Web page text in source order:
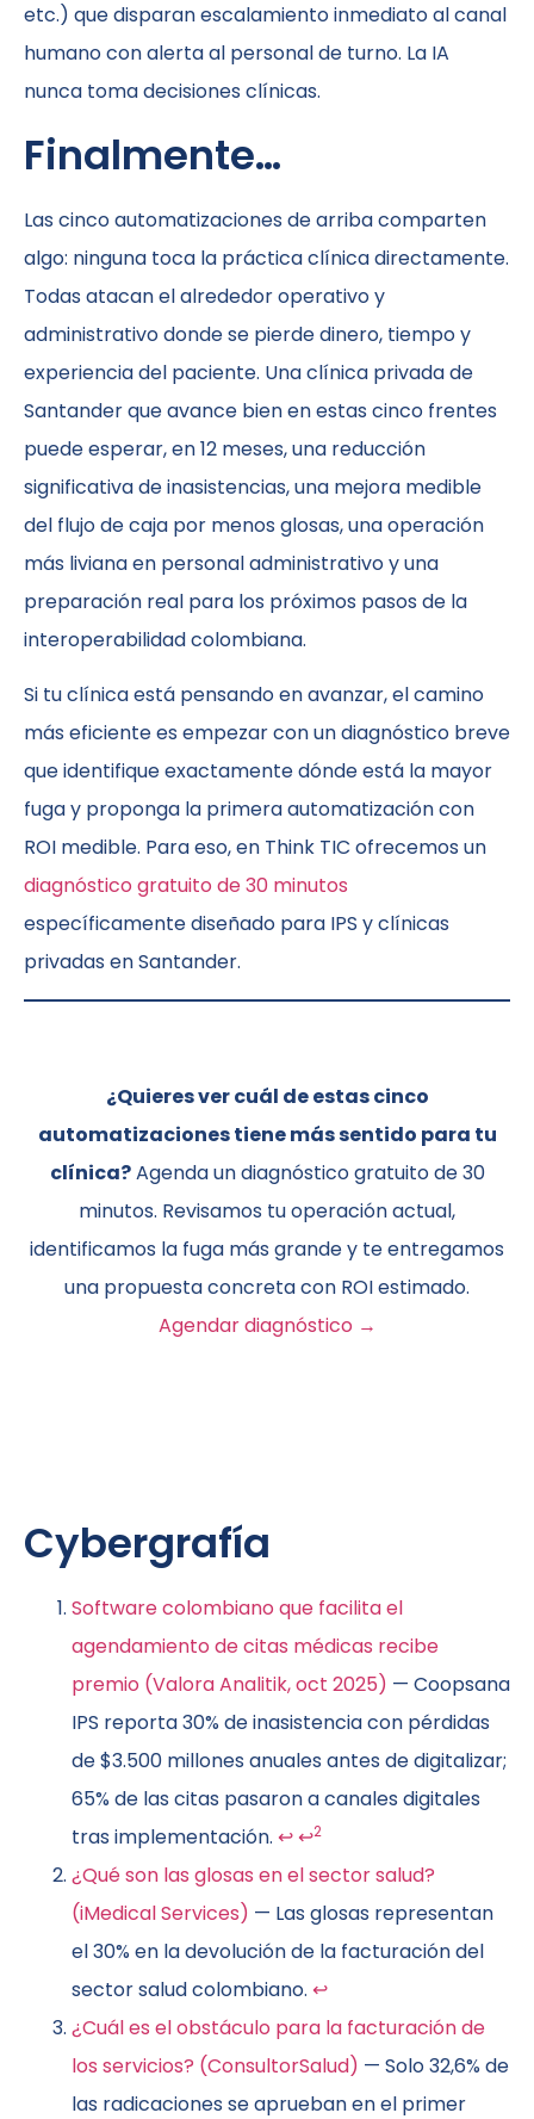
etc.) que disparan escalamiento inmediato al canal
humano con alerta al personal de turno. La IA
nunca toma decisiones clínicas.
Finalmente…
Las cinco automatizaciones de arriba comparten
algo: ninguna toca la práctica clínica directamente.
Todas atacan el alrededor operativo y
administrativo donde se pierde dinero, tiempo y
experiencia del paciente. Una clínica privada de
Santander que avance bien en estas cinco frentes
puede esperar, en 12 meses, una reducción
significativa de inasistencias, una mejora medible
del flujo de caja por menos glosas, una operación
más liviana en personal administrativo y una
preparación real para los próximos pasos de la
interoperabilidad colombiana.
Si tu clínica está pensando en avanzar, el camino
más eficiente es empezar con un diagnóstico breve
que identifique exactamente dónde está la mayor
fuga y proponga la primera automatización con
ROI medible. Para eso, en Think TIC ofrecemos un
diagnóstico gratuito de 30 minutos
específicamente diseñado para IPS y clínicas
privadas en Santander.
¿Quieres ver cuál de estas cinco
automatizaciones tiene más sentido para tu
clínica?Agenda un diagnóstico gratuito de 30
minutos. Revisamos tu operación actual,
identificamos la fuga más grande y te entregamos
una propuesta concreta con ROI estimado.
Agendar diagnóstico →
Cybergrafía
Software colombiano que facilita el
agendamiento de citas médicas recibe
premio (Valora Analitik, oct 2025) — Coopsana
IPS reporta 30% de inasistencia con pérdidas
de $3.500 millones anuales antes de digitalizar;
65% de las citas pasaron a canales digitales
tras implementación. ↩ ↩2
¿Qué son las glosas en el sector salud?
(iMedical Services) — Las glosas representan
el 30% en la devolución de la facturación del
sector salud colombiano. ↩
¿Cuál es el obstáculo para la facturación de
los servicios? (ConsultorSalud) — Solo 32,6% de
las radicaciones se aprueban en el primer